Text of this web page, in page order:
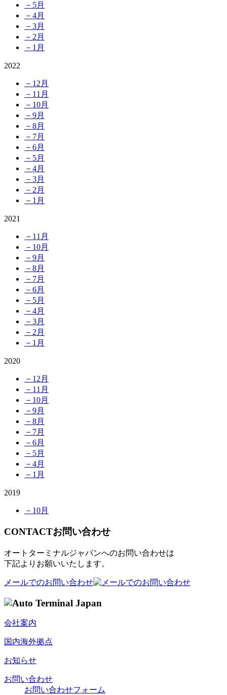
－5月
－4月
－3月
－2月
－1月
2022
－12月
－11月
－10月
－9月
－8月
－7月
－6月
－5月
－4月
－3月
－2月
－1月
2021
－11月
－10月
－9月
－8月
－7月
－6月
－5月
－4月
－3月
－2月
－1月
2020
－12月
－11月
－10月
－9月
－8月
－7月
－6月
－5月
－4月
－1月
2019
－10月
CONTACTお問い合わせ
オートターミナルジャパンへのお問い合わせは
下記よりお願いいたします。
メールでのお問い合わせ
会社案内
国内海外拠点
お知らせ
お問い合わせ
お問い合わせフォーム